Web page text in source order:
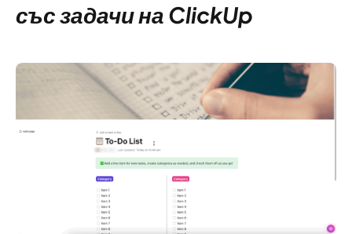
със задачи на ClickUp